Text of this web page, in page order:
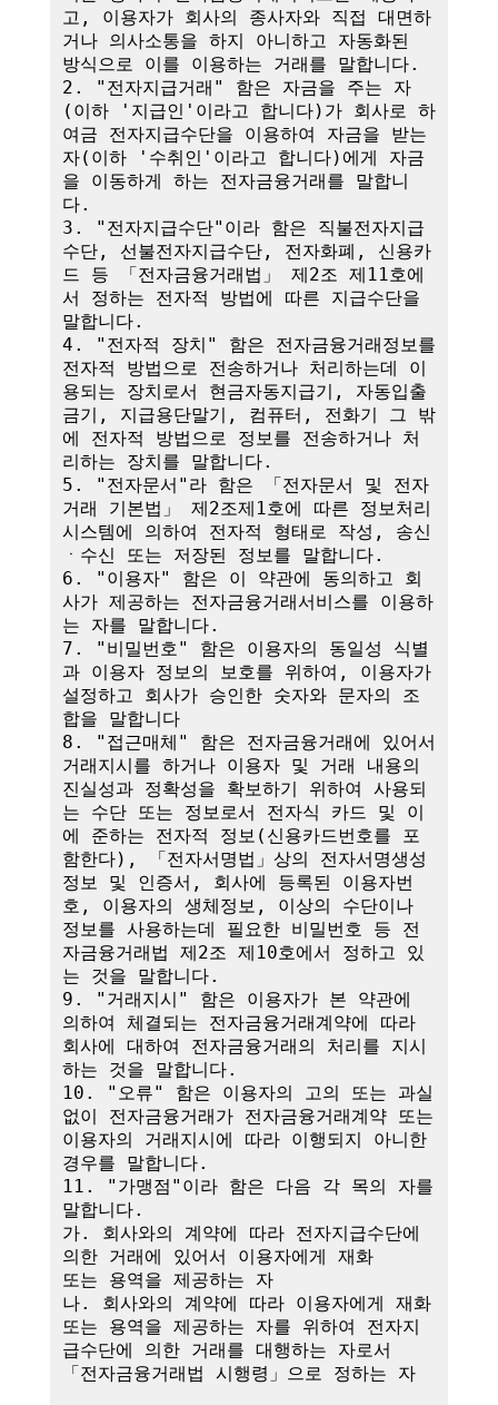
고, 이용자가 회사의 종사자와 직접 대면하
거나 의사소통을 하지 아니하고 자동화된
방식으로 이를 이용하는 거래를 말합니다.
2. "전자지급거래" 함은 자금을 주는 자
(이하 '지급인'이라고 합니다)가 회사로 하
여금 전자지급수단을 이용하여 자금을 받는
자(이하 '수취인'이라고 합니다)에게 자금
을 이동하게 하는 전자금융거래를 말합니
다.
3. "전자지급수단"이라 함은 직불전자지급
수단, 선불전자지급수단, 전자화폐, 신용카
드 등 「전자금융거래법」 제2조 제11호에
서 정하는 전자적 방법에 따른 지급수단을
말합니다.
4. "전자적 장치" 함은 전자금융거래정보를
전자적 방법으로 전송하거나 처리하는데 이
용되는 장치로서 현금자동지급기, 자동입출
금기, 지급용단말기, 컴퓨터, 전화기 그 밖
에 전자적 방법으로 정보를 전송하거나 처
리하는 장치를 말합니다.
5. "전자문서"라 함은 「전자문서 및 전자
거래 기본법」 제2조제1호에 따른 정보처리
시스템에 의하여 전자적 형태로 작성, 송신
ㆍ수신 또는 저장된 정보를 말합니다.
6. "이용자" 함은 이 약관에 동의하고 회
사가 제공하는 전자금융거래서비스를 이용하
는 자를 말합니다.
7. "비밀번호" 함은 이용자의 동일성 식별
과 이용자 정보의 보호를 위하여, 이용자가
설정하고 회사가 승인한 숫자와 문자의 조
합을 말합니다
8. "접근매체" 함은 전자금융거래에 있어서
거래지시를 하거나 이용자 및 거래 내용의
진실성과 정확성을 확보하기 위하여 사용되
는 수단 또는 정보로서 전자식 카드 및 이
에 준하는 전자적 정보(신용카드번호를 포
함한다), 「전자서명법」상의 전자서명생성
정보 및 인증서, 회사에 등록된 이용자번
호, 이용자의 생체정보, 이상의 수단이나
정보를 사용하는데 필요한 비밀번호 등 전
자금융거래법 제2조 제10호에서 정하고 있
는 것을 말합니다.
9. "거래지시" 함은 이용자가 본 약관에
의하여 체결되는 전자금융거래계약에 따라
회사에 대하여 전자금융거래의 처리를 지시
하는 것을 말합니다.
10. "오류" 함은 이용자의 고의 또는 과실
없이 전자금융거래가 전자금융거래계약 또는
이용자의 거래지시에 따라 이행되지 아니한
경우를 말합니다.
11. "가맹점"이라 함은 다음 각 목의 자를
말합니다.
가. 회사와의 계약에 따라 전자지급수단에
의한 거래에 있어서 이용자에게 재화
또는 용역을 제공하는 자
나. 회사와의 계약에 따라 이용자에게 재화
또는 용역을 제공하는 자를 위하여 전자지
급수단에 의한 거래를 대행하는 자로서
「전자금융거래법 시행령」으로 정하는 자